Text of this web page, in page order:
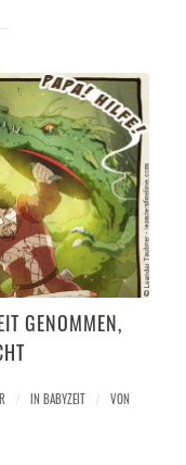
GENOMMEN,
/ IN BABYZEIT /
VON